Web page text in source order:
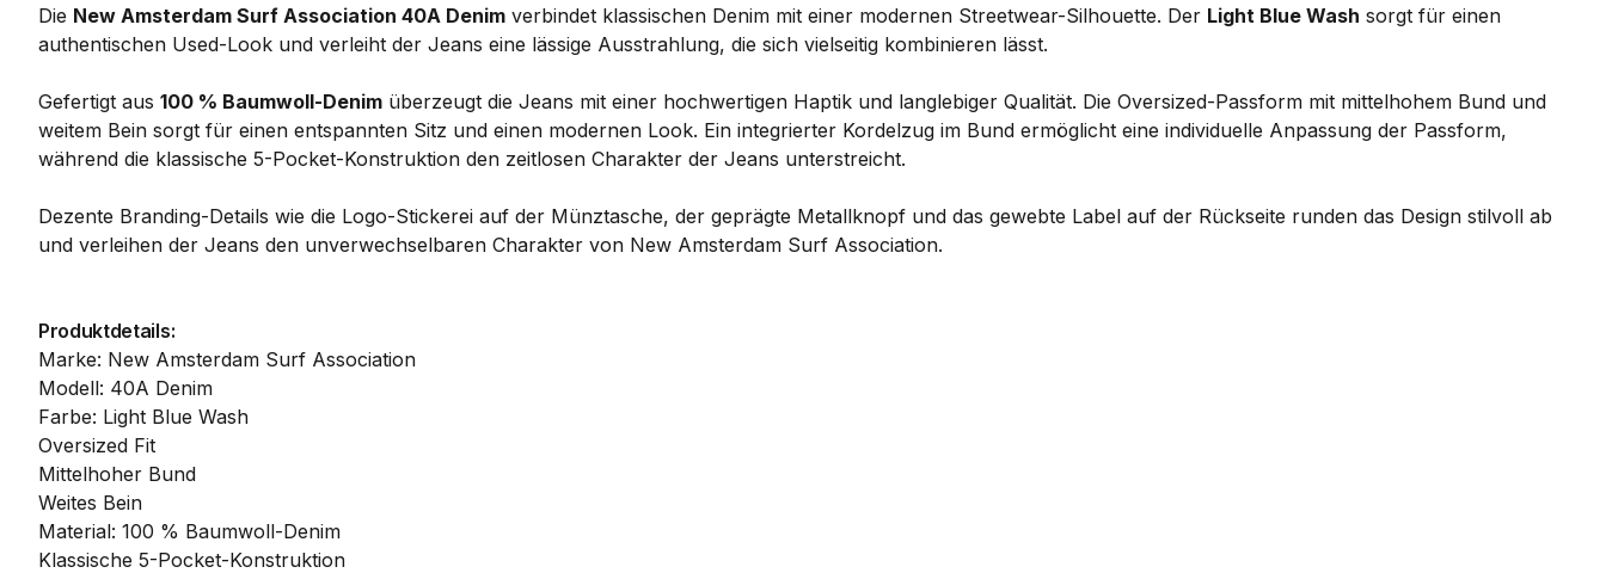
Die New Amsterdam Surf Association 40A Denim verbindet klassischen Denim mit einer modernen Streetwear-Silhouette. Der Light Blue Wash sorgt für einen
authentischen Used-Look und verleiht der Jeans eine lässige Ausstrahlung, die sich vielseitig kombinieren lässt.
Gefertigt aus 100 % Baumwoll-Denim überzeugt die Jeans mit einer hochwertigen Haptik und langlebiger Qualität. Die Oversized-Passform mit mittelhohem Bund und
weitem Bein sorgt für einen entspannten Sitz und einen modernen Look. Ein integrierter Kordelzug im Bund ermöglicht eine individuelle Anpassung der Passform,
während die klassische 5-Pocket-Konstruktion den zeitlosen Charakter der Jeans unterstreicht.
Dezente Branding-Details wie die Logo-Stickerei auf der Münztasche, der geprägte Metallknopf und das gewebte Label auf der Rückseite runden das Design stilvoll ab
und verleihen der Jeans den unverwechselbaren Charakter von New Amsterdam Surf Association.
Produktdetails:
Marke: New Amsterdam Surf Association
Modell: 40A Denim
Farbe: Light Blue Wash
Oversized Fit
Mittelhoher Bund
Weites Bein
Material: 100 % Baumwoll-Denim
Klassische 5-Pocket-Konstruktion